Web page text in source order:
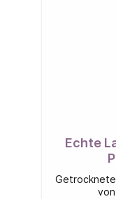
Echte